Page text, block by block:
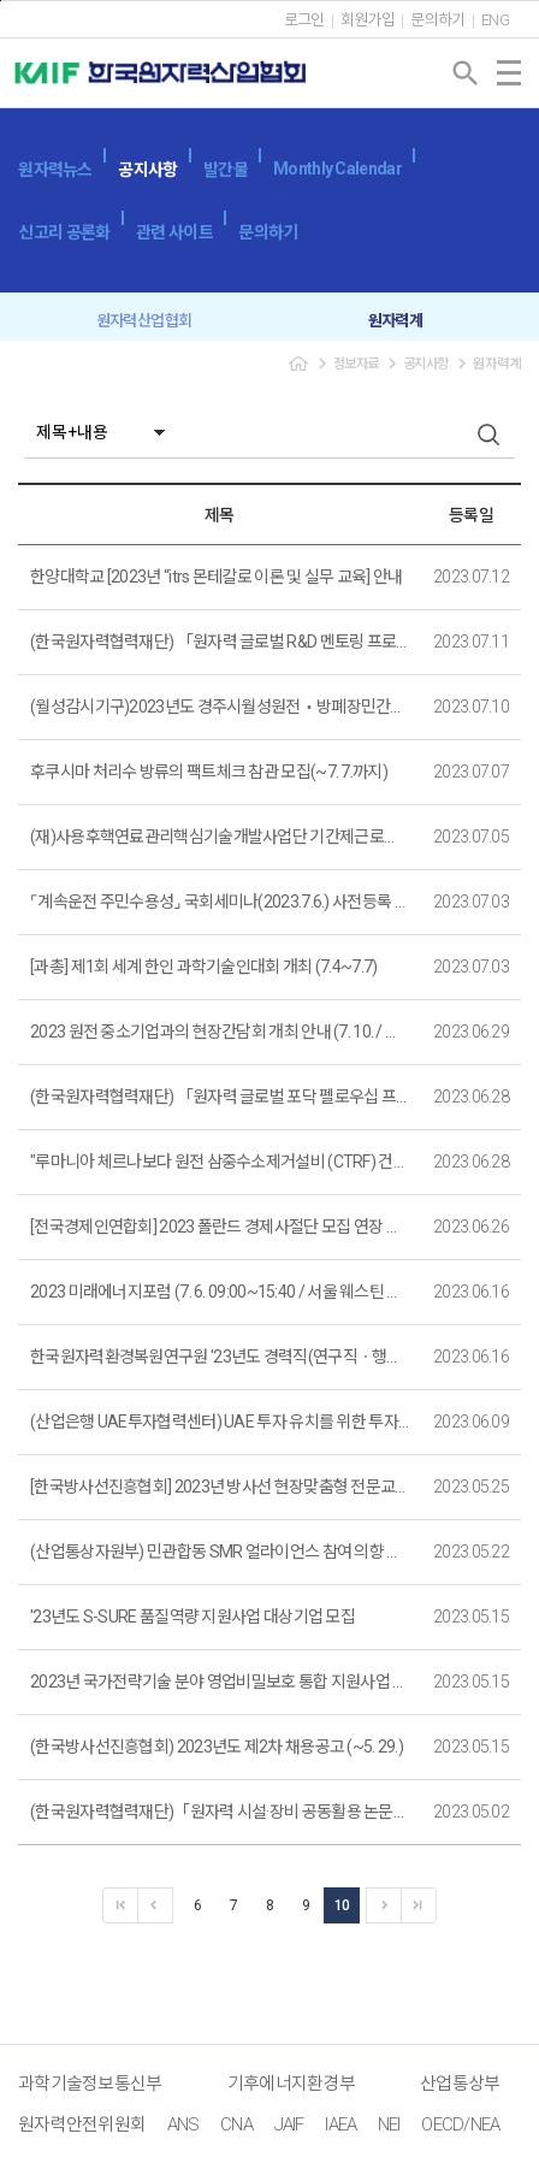
로그인 회원가입 문의하기 ENG
search
원자력뉴스 공지사항 발간물 Monthly Calendar
신고리 공론화 관련 사이트 문의하기
원자력산업협회 원자력계
navigate_next 정보자료 navigate_next 공지사항 navigate_next 원자력계
제목 등록일
한양대학교 [2023년 “itrs 몬테칼로 이론 및 실무 교육] 안내 2023.07.12
(한국원자력협력재단) 「원자력 글로벌 R&D 멘토링 프로그램」 참가자 모집(~7.20.까지) 2023.07.11
(월성감시기구)2023년도 경주시월성원전‧방폐장민간환경감시센터 센터장 채용시험 계획 재공고 2023.07.10
후쿠시마 처리수 방류의 팩트체크 참관 모집(~7. 7.까지) 2023.07.07
(재)사용후핵연료관리핵심기술개발사업단 기간제근로자(홍보ㆍ과제, 성과관리) 채용 (~7. 25.) 2023.07.05
⌜계속운전 주민수용성⌟ 국회세미나(2023.7.6.) 사전등록 안내 2023.07.03
[과총] 제1회 세계 한인 과학기술인대회 개최 (7.4~7.7) 2023.07.03
2023 원전 중소기업과의 현장간담회 개최 안내 (7. 10. / 부산시청) 2023.06.29
(한국원자력협력재단) 「원자력 글로벌 포닥 펠로우십 프로그램」 참가자 모집(~7. 30.까지) 2023.06.28
"루마니아 체르나보다 원전 삼중수소제거설비 (CTRF) 건설사업” 수주를 환영합니다. 2023.06.28
[전국경제인연합회] 2023 폴란드 경제사절단 모집 연장 안내 (~6. 29.까지) 2023.06.26
2023 미래에너지포럼 (7. 6. 09:00~15:40 / 서울 웨스틴 조선호텔, 그랜드볼룸) 2023.06.16
한국원자력환경복원연구원 '23년도 경력직(연구직ㆍ행정직ㆍ계약직) 채용 (~7. 6. 까지) 2023.06.16
(산업은행 UAE투자협력센터) UAE 투자 유치를 위한 투자제안 전달체계 구축 안내 2023.06.09
[한국방사선진흥협회] 2023년 방사선 현장맞춤형 전문교육 교육생 모집 (~6. 30. 까지) 2023.05.25
(산업통상자원부) 민관합동 SMR 얼라이언스 참여 의향 조사(~5. 31.) 2023.05.22
'23년도 S-SURE 품질역량 지원사업 대상기업 모집 2023.05.15
2023년 국가전략기술 분야 영업비밀보호 통합 지원사업 공고 (~5. 26.) 2023.05.15
(한국방사선진흥협회) 2023년도 제2차 채용공고 (~5. 29.) 2023.05.15
(한국원자력협력재단)「원자력 시설·장비 공동활용 논문연구 프로그램」 수행팀 모집 (~5. 30. 까지) 2023.05.02
6 7 8 9 10
과학기술정보통신부 기후에너지환경부
산업통상부
원자력안전위원회
ANS CNA JAIF IAEA NEI
OECD/NEA